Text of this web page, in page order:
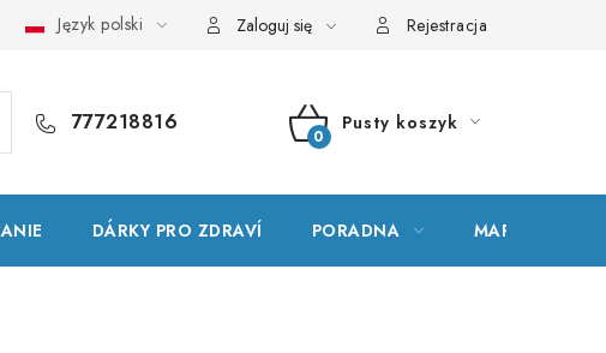
Słownik terminów Mapa serwera Moje zamówienie
Język polski Zaloguj się Rejestracja
777218816
KOSZYK
Pusty koszyk
DÁRKY PRO ZDRAVÍ PORADNA MARKI